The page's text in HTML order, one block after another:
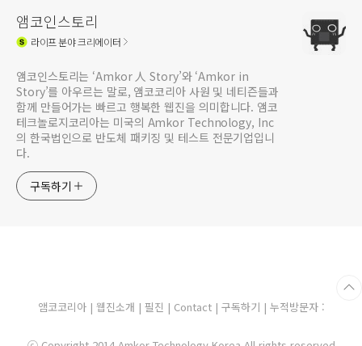
앰코인스토리
라이프분야 크리에이터
앰코인스토리는 ‘Amkor 人 Story’와 ‘Amkor in
Story’를 아우르는 말로, 앰코코리아 사원 및 네티즌들과
함께 만들어가는 빠르고 행복한 웹진을 의미합니다. 앰코
테크놀로지코리아는 미국의 Amkor Technology, Inc
의 한국법인으로 반도체 패키징 및 테스트 전문기업입니
다.
구독하기
앰코코리아| 웹진소개 | 필진 | Contact | 구독하기 | 누적방문자 :